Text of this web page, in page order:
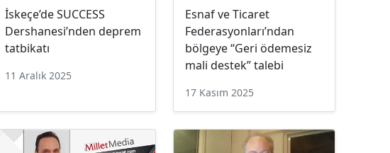
İskeçe’de SUCCESS
Dershanesi’nden deprem
tatbikatı
11 Aralık 2025
Esnaf ve Ticaret
Federasyonları’ndan
bölgeye “Geri ödemesiz
mali destek” talebi
17 Kasım 2025